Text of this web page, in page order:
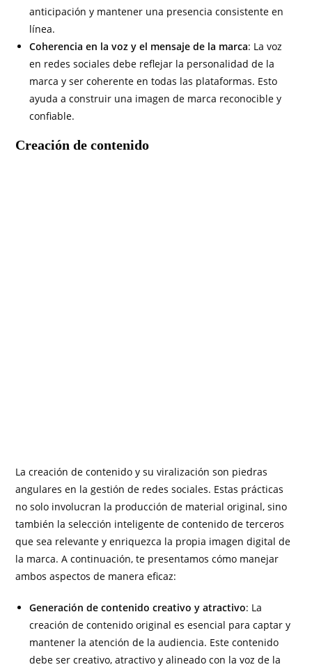
anticipación y mantener una presencia consistente en
línea.
Coherencia en la voz y el mensaje de la marca: La voz
en redes sociales debe reflejar la personalidad de la
marca y ser coherente en todas las plataformas. Esto
ayuda a construir una imagen de marca reconocible y
confiable.
Creación de contenido
La creación de contenido y su viralización son piedras
angulares en la gestión de redes sociales. Estas prácticas
no solo involucran la producción de material original, sino
también la selección inteligente de contenido de terceros
que sea relevante y enriquezca la propia imagen digital de
la marca. A continuación, te presentamos cómo manejar
ambos aspectos de manera eficaz:
Generación de contenido creativo y atractivo: La
creación de contenido original es esencial para captar y
mantener la atención de la audiencia. Este contenido
debe ser creativo, atractivo y alineado con la voz de la